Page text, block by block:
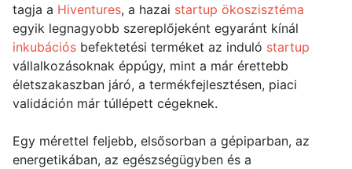
tagja a Hiventures, a hazai startup ökoszisztéma
egyik legnagyobb szereplőjeként egyaránt kínál
inkubációs befektetési terméket az induló startup
vállalkozásoknak éppúgy, mint a már érettebb
életszakaszban járó, a termékfejlesztésen, piaci
validáción már túllépett cégeknek.
Egy mérettel feljebb, elsősorban a gépiparban, az
energetikában, az egészségügyben és a